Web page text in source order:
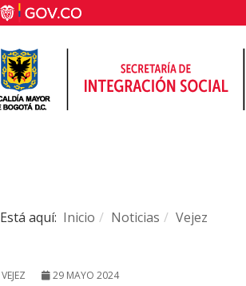
Está aquí: Inicio Noticias Vejez
VEJEZ 29 MAYO 2024